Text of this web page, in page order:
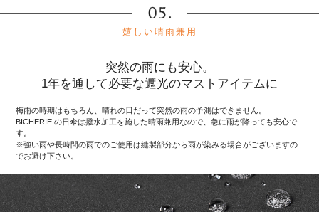
嬉しい晴雨兼用
突然の雨にも安心。
1年を通して必要な遮光のマストアイテムに
梅雨の時期はもちろん、晴れの日だって突然の雨の予測はできません。
BICHERIE.の日傘は撥水加工を施した晴雨兼用なので、急に雨が降っても安心で
す。
※強い雨や長時間の雨でのご使用は縫製部分から雨が染みる場合がございますの
でお避け下さい。